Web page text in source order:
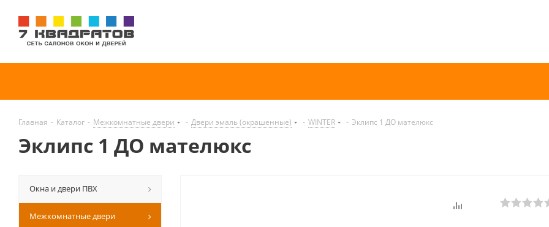
Главная - Каталог - Межкомнатные двери - Двери эмаль (окрашенные) - WINTER - Эклипс 1 ДО мателюкс
Эклипс 1 ДО мателюкс
Окна и двери ПВХ
Межкомнатные двери